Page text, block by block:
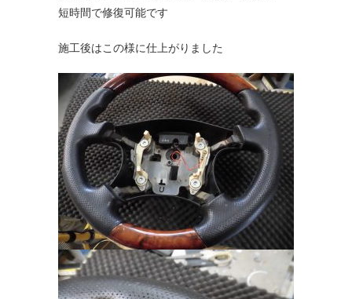
短時間で修復可能です
施工後はこの様に仕上がりました